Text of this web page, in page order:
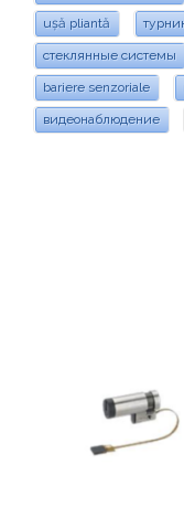
ușă pliantă
стеклянные системы
bariere senzoriale
видеонаблюдение